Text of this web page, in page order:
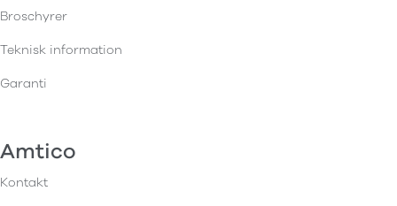
Broschyrer
Teknisk information
Garanti
Amtico
Kontakt